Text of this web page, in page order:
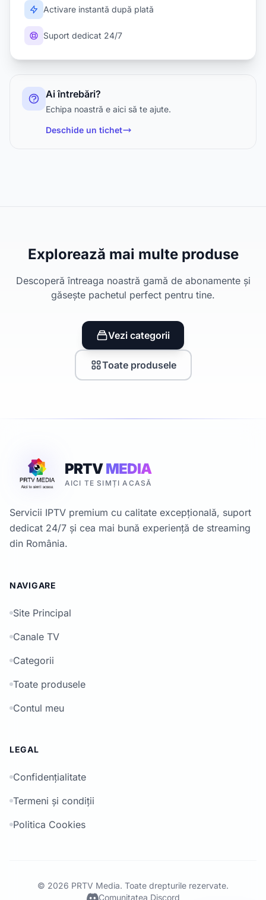
Activare instantă după plată
Suport dedicat 24/7
Ai întrebări?
Echipa noastră e aici să te ajute.
Deschide un tichet
Explorează mai multe produse
Descoperă întreaga noastră gamă de abonamente și
găsește pachetul perfect pentru tine.
Vezi categorii
Toate produsele
PRTVMEDIA
AICI TE SIMȚI ACASĂ
Servicii IPTV premium cu calitate excepțională, suport
dedicat 24/7 și cea mai bună experiență de streaming
din România.
NAVIGARE
Site Principal
Canale TV
Categorii
Toate produsele
Contul meu
LEGAL
Confidențialitate
Termeni și condiții
Politica Cookies
© 2026 PRTV Media. Toate drepturile rezervate.
Comunitatea Discord